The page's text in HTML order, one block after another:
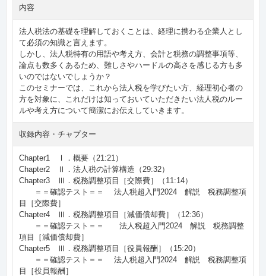
内容
法人税法の基礎を理解しておくことは、経理に携わる企業人とし
て必須の知識と言えます。
しかし、法人税特有の用語や考え方、会計と税務の調整事項等、
論点も数多くあるため、難しさやハードルの高さを感じる方も多
いのではないでしょうか？
このセミナーでは、これから法人税を学びたい方、経理初心者の
方を対象に、これだけは知っておいていただきたい法人税のルー
ルや考え方について簡潔にお伝えしていきます。
収録内容・チャプター
Chapter1 Ⅰ．概要（21:21）
Chapter2 Ⅱ．法人税の計算構造（29:32）
Chapter3 Ⅲ．税務調整項目［交際費］（11:14）
＝＝確認テスト＝＝ 法人税超入門2024 解説 税務調整項
目［交際費］
Chapter4 Ⅲ．税務調整項目［減価償却費］（12:36）
＝＝確認テスト＝＝ 法人税超入門2024 解説 税務調整
項目［減価償却費］
Chapter5 Ⅲ．税務調整項目［役員報酬］（15:20）
＝＝確認テスト＝＝ 法人税超入門2024 解説 税務調整項
目［役員報酬］